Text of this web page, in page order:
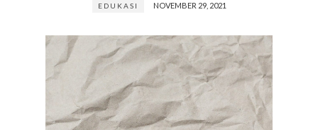
EDUKASI NOVEMBER 29, 2021